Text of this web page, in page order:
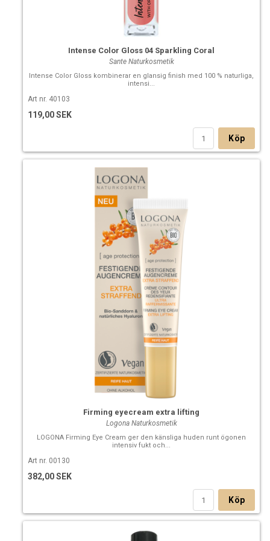
Intense Color Gloss 04 Sparkling Coral
Sante Naturkosmetik
Intense Color Gloss kombinerar en glansig finish med 100 % naturliga,
intensi...
Art nr. 40103
119,00 SEK
Köp
Firming eyecream extra lifting
Logona Naturkosmetik
LOGONA Firming Eye Cream ger den känsliga huden runt ögonen
intensiv fukt och...
Art nr. 00130
382,00 SEK
Köp